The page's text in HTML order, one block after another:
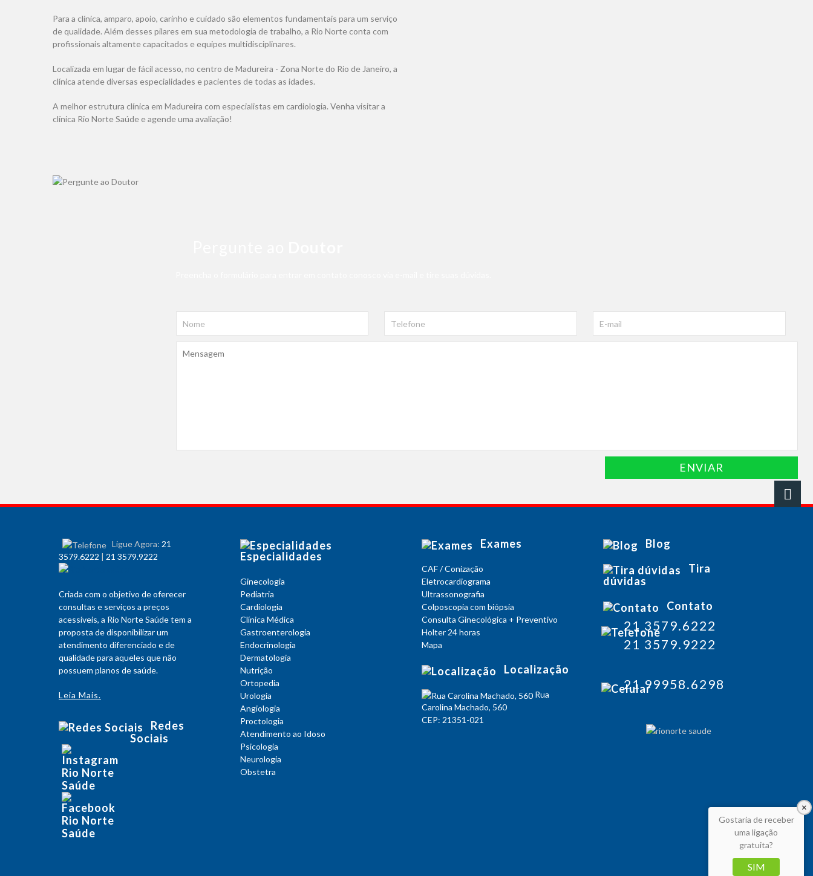
Para a clínica, amparo, apoio, carinho e cuidado são elementos fundamentais para um serviço
de qualidade. Além desses pilares em sua metodologia de trabalho, a Rio Norte conta com
profissionais altamente capacitados e equipes multidisciplinares.
Localizada em lugar de fácil acesso, no centro de Madureira - Zona Norte do Rio de Janeiro, a
clínica atende diversas especialidades e pacientes de todas as idades.
A melhor estrutura clínica em Madureira com especialistas em cardiologia. Venha visitar a
clínica Rio Norte Saúde e agende uma avaliação!
ENVIAR
Ligue Agora: 21
3579.6222 | 21 3579.9222
Criada com o objetivo de oferecer
consultas e serviços a preços
acessíveis, a Rio Norte Saúde tem a
proposta de disponibilizar um
atendimento diferenciado e de
qualidade para aqueles que não
possuem planos de saúde.
Leia Mais.
Redes
Sociais
Especialidades
Ginecologia
Pediatria
Cardiologia
Clínica Médica
Gastroenterologia
Endocrinologia
Dermatologia
Nutrição
Ortopedia
Urologia
Angiologia
Proctologia
Atendimento ao Idoso
Psicologia
Neurologia
Obstetra
Exames
CAF / Conização
Eletrocardiograma
Ultrassonografia
Colposcopia com biópsia
Consulta Ginecológica + Preventivo
Holter 24 horas
Mapa
Localização
Rua
Carolina Machado, 560
CEP: 21351-021
Blog
Tira
dúvidas
Contato
21 3579.6222
21 3579.9222
21 99958.6298
Gostaria de receber
uma ligação
gratuita?
SIM
×